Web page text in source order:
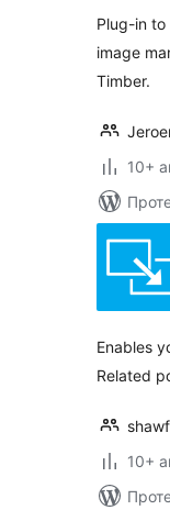
Plug-in
image
Timber.
10+
Enables
Related
10+